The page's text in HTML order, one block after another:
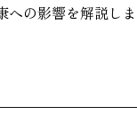
の影響を解説しま